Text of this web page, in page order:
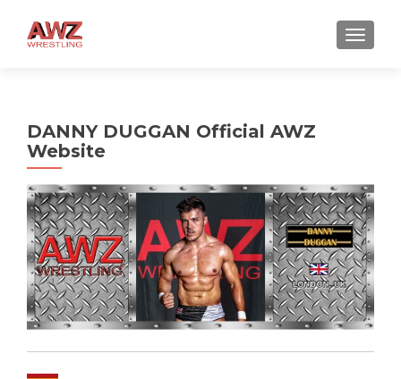
DANNY DUGGAN Official AWZ
Website